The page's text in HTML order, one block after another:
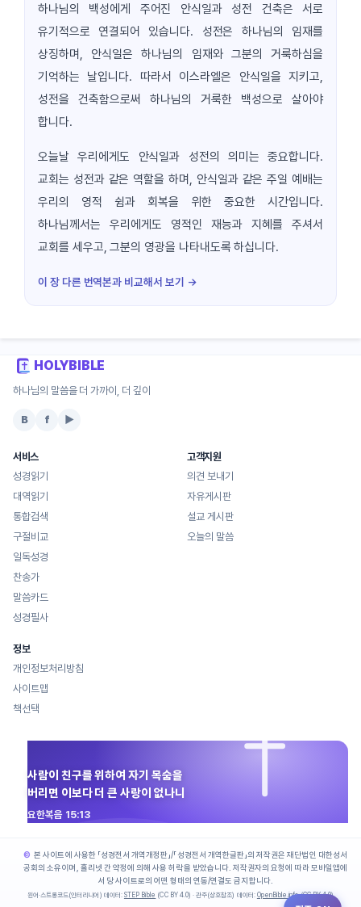
하나님의 백성에게 주어진 안식일과 성전 건축은 서로
유기적으로 연결되어 있습니다. 성전은 하나님의 임재를
상징하며, 안식일은 하나님의 임재와 그분의 거룩하심을
기억하는 날입니다. 따라서 이스라엘은 안식일을 지키고,
성전을 건축함으로써 하나님의 거룩한 백성으로 살아야
합니다.
오늘날 우리에게도 안식일과 성전의 의미는 중요합니다.
교회는 성전과 같은 역할을 하며, 안식일과 같은 주일 예배는
우리의 영적 쉼과 회복을 위한 중요한 시간입니다.
하나님께서는 우리에게도 영적인 재능과 지혜를 주셔서
교회를 세우고, 그분의 영광을 나타내도록 하십니다.
이 장 다른 번역본과 비교해서 보기 →
HOLYBIBLE
하나님의 말씀을 더 가까이, 더 깊이
B f ▶
서비스
성경읽기
대역읽기
통합검색
구절비교
일독성경
찬송가
말씀카드
성경필사
고객지원
의견 보내기
자유게시판
설교 게시판
오늘의 말씀
정보
개인정보처리방침
사이트맵
책선택
사람이 친구를 위하여 자기 목숨을
버리면 이보다 더 큰 사랑이 없나니
요한복음 15:13
본 사이트에 사용한 「성경전서 개역개정판」/「성경전서 개역한글판」의 저작권은 재단법인 대한성서
공회의 소유이며, 홀리넷 간 약정에 의해 사용 허락을 받았습니다. 저작권자의 요청에 따라 모바일앱에
서 당 사이트로의 어떤 형태의 연동/연결도 금지합니다.
원어·스트롱코드(인터리니어) 데이터: STEP Bible (CC BY 4.0) · 관주(상호참조) 데이터: OpenBible.info(CC BY 4.0)